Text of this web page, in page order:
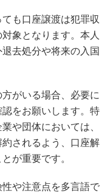
も口座譲渡は犯罪収
象となります。本人
去処分や将来の入国
がいる場合、必要に
をお願いします。特
や団体においては、
されるよう、口座解
が重要です。
や注意点を多言語で